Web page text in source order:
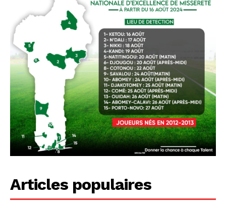
Articles populaires